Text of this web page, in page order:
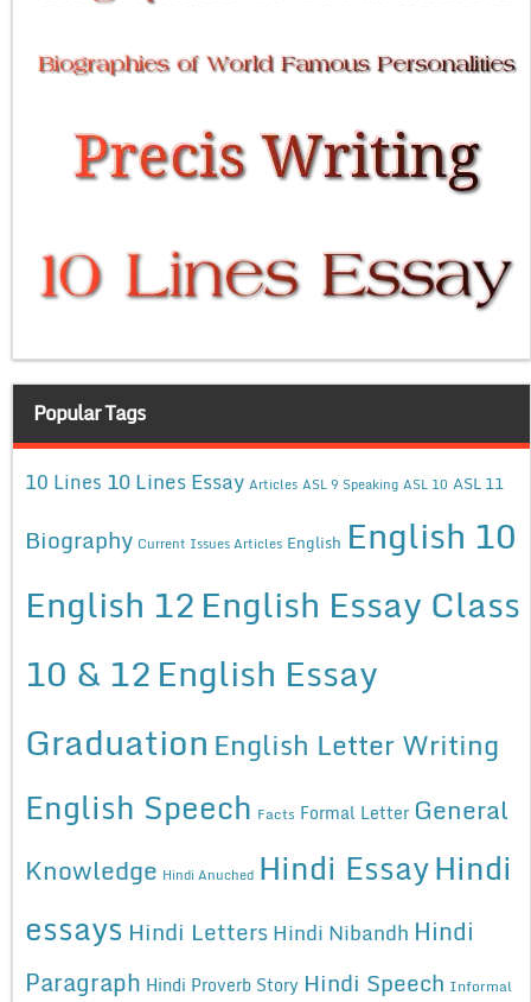
Popular Tags
10 Lines 10 Lines Essay Articles ASL 9 Speaking ASL 10 ASL 11
Biography Current Issues Articles English English 10
English 12English Essay Class
10 & 12English Essay
Graduation English Letter Writing
English Speech Facts Formal Letter General
Knowledge Hindi Anuched Hindi EssayHindi
essays Hindi Letters Hindi Nibandh Hindi
Paragraph Hindi Proverb Story Hindi Speech Informal